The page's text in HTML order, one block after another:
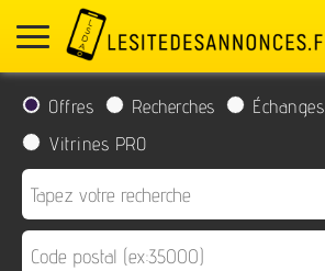
Offres Recherches Échanges
Vitrines PRO